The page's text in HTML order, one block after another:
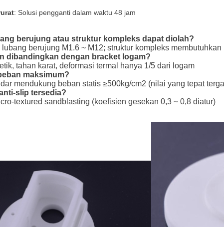
: Solusi pengganti dalam waktu 48 jam
berujung atau struktur kompleks dapat diolah?
berujung M1.6 ~ M12; struktur kompleks
dibandingkan dengan bracket logam?
tahan karat, deformasi termal hanya 1/5 dari logam
maksimum?
mendukung beban statis ≥500kg/cm2 (nilai yang tepat
slip tersedia?
textured sandblasting (koefisien gesekan 0,3 ~ 0,8 diatur)